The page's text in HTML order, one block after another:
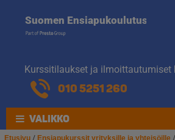
navigointiin
sisältöön
Suomen Ensiapukoulutus
Kurssitilaukset ja ilmoittautumiset
010 5251 260
VALIKKO
Etusivu / Ensiapukurssit yrityksille ja yhteisöille